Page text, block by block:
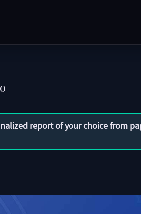
report of your choice from